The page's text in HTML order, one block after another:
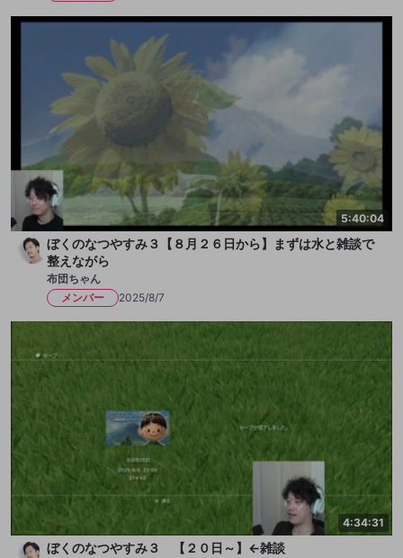
5:40:04
ぼくのなつやすみ３【８月２６日から】まずは水と雑談で
整えながら
布団ちゃん
メンバー
2025/8/7
4:34:31
ぼくのなつやすみ３ 【２０日～】←雑談